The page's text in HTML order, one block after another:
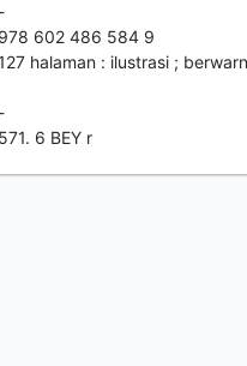
-
978 602 486 584 9
halaman : ilustrasi ;
-
571. 6 BEY r